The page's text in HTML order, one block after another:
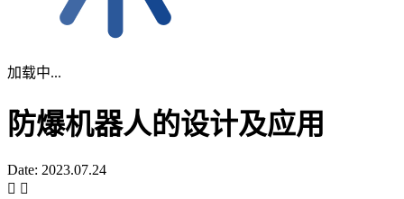
加载中...
防爆机器人的设计及应用
Date: 2023.07.24